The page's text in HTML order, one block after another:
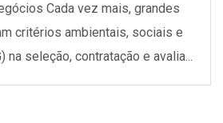
Cada vez mais, grandes
critérios ambientais, sociais e
na seleção, contratação e avalia...